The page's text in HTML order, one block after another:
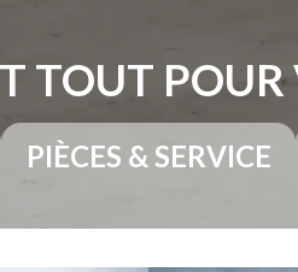
TOUT
PIÈCES & SERVICE